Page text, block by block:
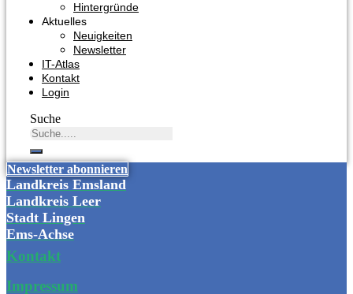
Hintergründe
Aktuelles
Neuigkeiten
Newsletter
IT-Atlas
Kontakt
Login
Suche
Newsletter abonnieren
Landkreis Emsland
Landkreis Leer
Stadt Lingen
Ems-Achse
Kontakt
Impressum